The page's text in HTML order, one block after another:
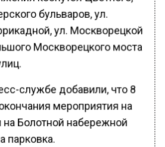
бульваров, ул.
ул. Москворецкой
Москворецкого моста
службе добавили, что 8
мероприятия на
на Болотной набережной
парковка.